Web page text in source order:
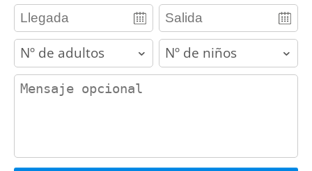
adults children
contact_message